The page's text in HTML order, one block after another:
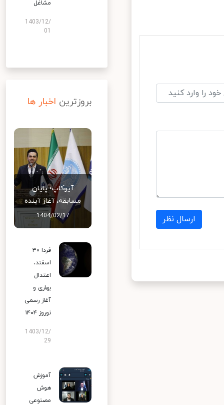
ارسال نظر
مشاغل
1403/12/
بروزترین اخبار ها
آیوکاپ؛ پایان
مسابقه، آغاز آینده
1404/02/17
فردا ۳۰
اسفند،
اعتدال
بهاری و
آغاز رسمی
نوروز ۱۴۰۴
1403/12/
29
آموزش
هوش
مصنوعی